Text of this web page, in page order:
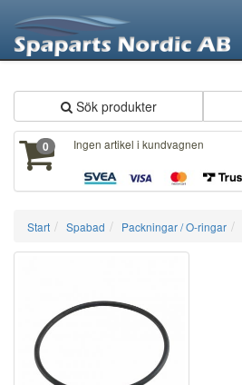
Sök produkter
0
Ingen artikel i kundvagnen
Start Spabad Packningar / O-ringar